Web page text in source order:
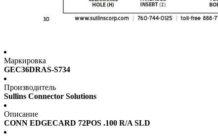
Маркировка
GEC36DRAS-S734
Производитель
Sullins Connector Solutions
Описание
CONN EDGECARD 72POS .100 R/A SLD